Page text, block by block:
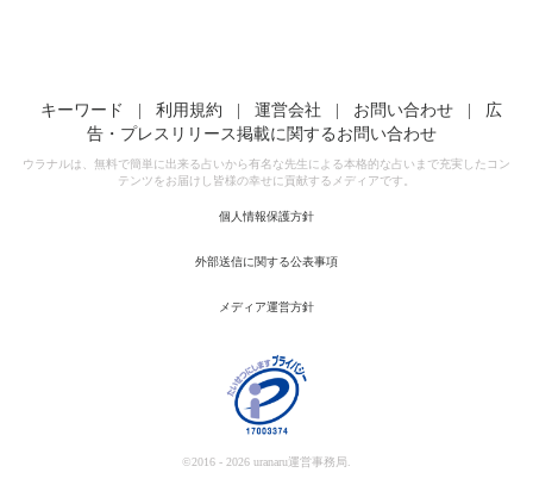
キーワード | 利用規約 | 運営会社 | お問い合わせ |
広
告・プレスリリース掲載に関するお問い合わせ
ウラナルは、無料で簡単に出来る占いから有名な先生による本格的な占いまで充実したコン
テンツをお届けし皆様の幸せに貢献するメディアです。
個人情報保護方針
外部送信に関する公表事項
メディア運営方針
©2016 - 2026 uranaru運営事務局.